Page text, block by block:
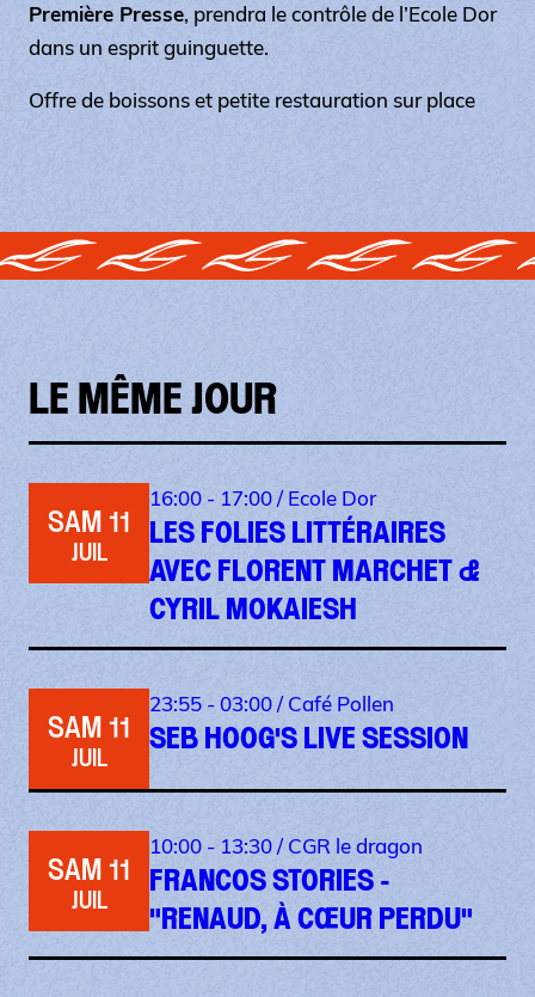
Première Presse, prendra le contrôle de l’Ecole Dor
dans un esprit guinguette.
Offre de boissons et petite restauration sur place
LE MÊME JOUR
SAM 11
JUIL
16:00 - 17:00 /Ecole Dor
LES FOLIES LITTÉRAIRES
AVEC FLORENT MARCHET &
CYRIL MOKAIESH
SAM 11
JUIL
23:55 - 03:00 /Café Pollen
SEB HOOG'S LIVE SESSION
SAM 11
JUIL
10:00 - 13:30 /CGR le dragon
FRANCOS STORIES -
"RENAUD, À CŒUR PERDU"